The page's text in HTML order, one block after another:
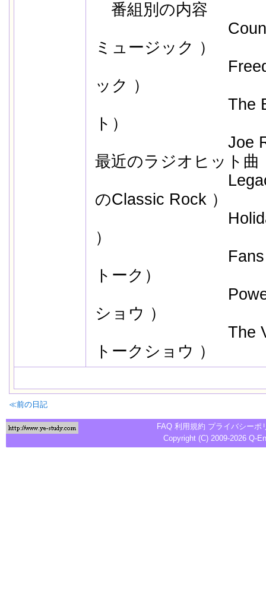
番組別の内容
Country .（
ミュージック ）
Freedom （
ック
The Blend
ト）
Joe Radio
最近のラジオヒット曲
Legacy （
のClassic Rock ）
Holiday （
）
Fans （
トーク）
Powertalk
ショウ ）
The Voice.
トークショウ ）
≪前の日記
FAQ 利用規約 プライバシーポ
Copyright (C) 2009-2026 Q-